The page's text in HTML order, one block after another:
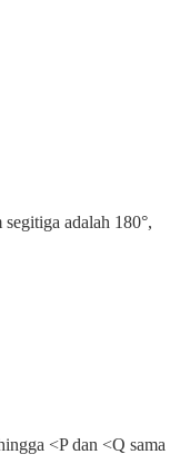
adalah 180°,
<P dan <Q sama